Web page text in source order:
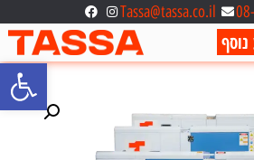
פתח
Tassa@tassa.co.il